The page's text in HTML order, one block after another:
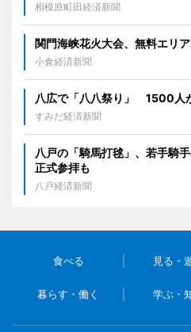
相模原町田経済新聞
関門海峡花火大会、無料エリ
小倉経済新聞
八広で「八八祭り」 1500人
すみだ経済新聞
八戸の「騎馬打毬」、若手騎
正式参拝も
八戸経済新聞
食べる 見る・
暮らす・働く 学ぶ・